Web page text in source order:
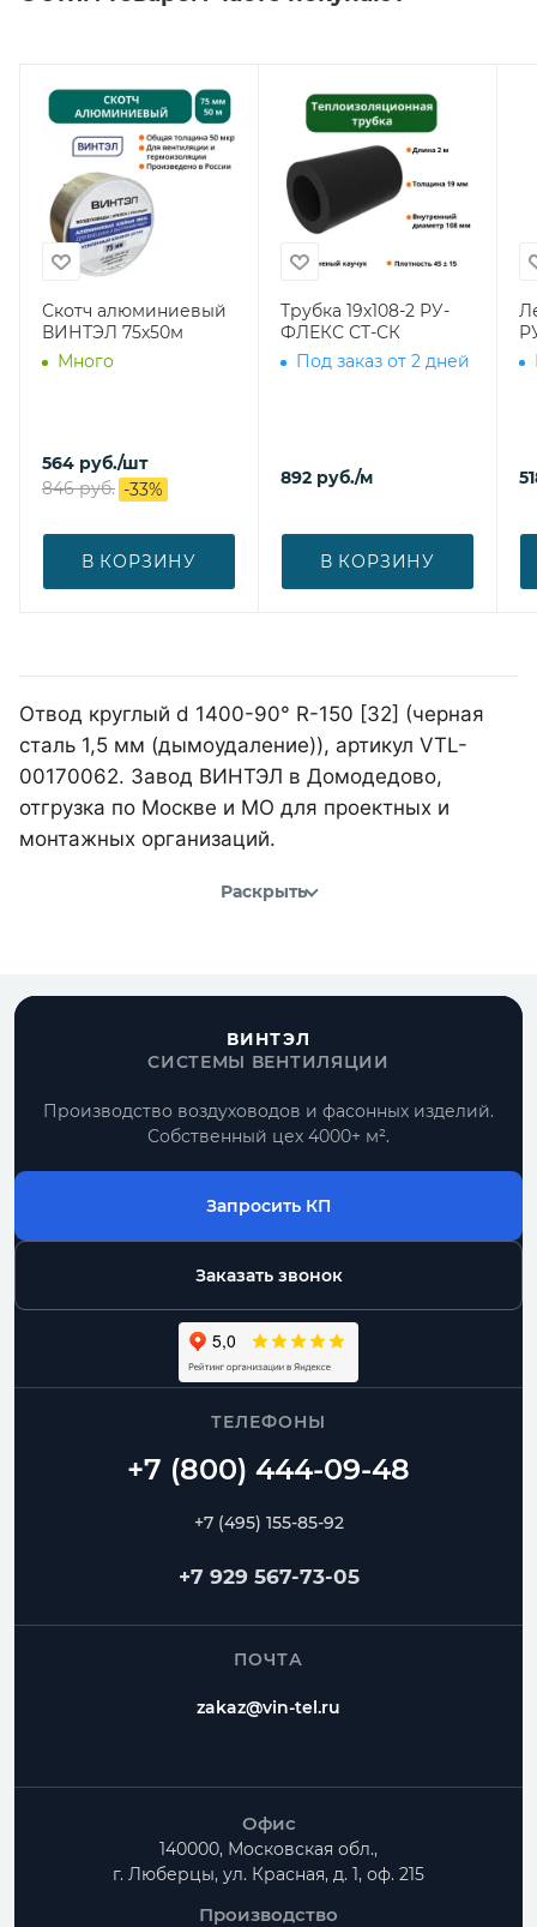
Скотч алюминиевый
ВИНТЭЛ 75х50м
Много
564 руб./шт
846руб. -33%
В КОРЗИНУ
Трубка 19х108-2 РУ-
ФЛЕКС СТ-СК
Под заказ от 2 дней
892 руб./м
В КОРЗИНУ
Отвод круглый d 1400-90° R-150 [32] (черная
сталь 1,5 мм (дымоудаление)), артикул VTL-
00170062. Завод ВИНТЭЛ в Домодедово,
отгрузка по Москве и МО для проектных и
монтажных организаций.
Раскрыть
ВИНТЭЛ
СИСТЕМЫ ВЕНТИЛЯЦИИ
Производство воздуховодов и фасонных изделий.
Собственный цех 4000+ м².
Запросить КП
Заказать звонок
ТЕЛЕФОНЫ
+7 (495) 155-85-92
+7 929 567-73-05
ПОЧТА
zakaz@vin-tel.ru
Офис
140000, Московская обл.,
г. Люберцы, ул. Красная, д. 1, оф. 215
Производство